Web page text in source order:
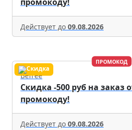
промокоду!
Действует до 09.08.2026
ПРОМОКОД
Befree
Скидка -500 руб на заказ
промокоду!
Действует до 09.08.2026